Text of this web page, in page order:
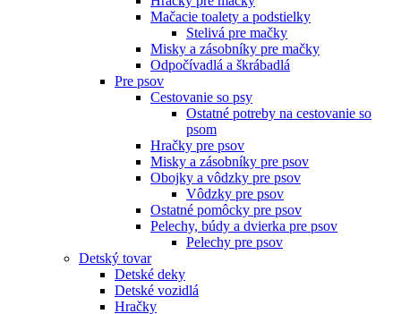
Mačacie toalety a podstielky
Stelivá pre mačky
Misky a zásobníky pre mačky
Odpočívadlá a škrábadlá
Pre psov
Cestovanie so psy
Ostatné potreby na cestovanie so
psom
Hračky pre psov
Misky a zásobníky pre psov
Obojky a vôdzky pre psov
Vôdzky pre psov
Ostatné pomôcky pre psov
Pelechy, búdy a dvierka pre psov
Pelechy pre psov
Detský tovar
Detské deky
Detské vozidlá
Hračky